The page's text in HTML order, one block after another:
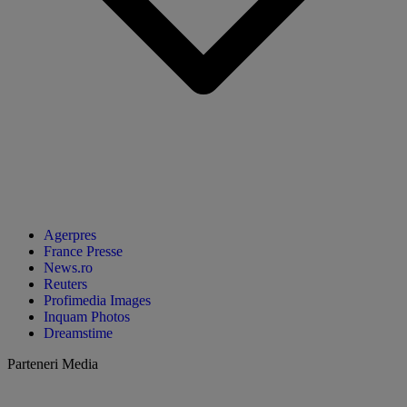
Agerpres
France Presse
News.ro
Reuters
Profimedia Images
Inquam Photos
Dreamstime
Parteneri Media